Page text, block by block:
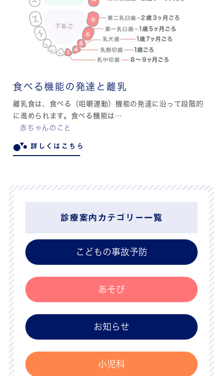
食べる機能の発達と離乳
離乳食は、食べる（咀嚼運動）機能の発達に沿って段階的
に進められます。食べる機能は…
赤ちゃんのこと
詳しくはこちら
診療案内カテゴリー一覧
こどもの事故予防
あそび
お知らせ
小児科